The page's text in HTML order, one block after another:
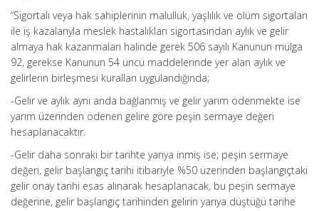
“Sigortalı veya hak sahiplerinin malullük, yaşlılık ve ölüm sigortaları
ile iş kazalarıyla meslek hastalıkları sigortasından aylık ve gelir
almaya hak kazanmaları halinde gerek 506 sayılı Kanunun mülga
92, gerekse Kanunun 54 üncü maddelerinde yer alan aylık ve
gelirlerin birleşmesi kuralları uygulandığında;
-Gelir ve aylık aynı anda bağlanmış ve gelir yarım ödenmekte ise
yarım üzerinden ödenen gelire göre peşin sermaye değeri
hesaplanacaktır.
-Gelir daha sonraki bir tarihte yarıya inmiş ise; peşin sermaye
değeri, gelir başlangıç tarihi itibariyle %50 üzerinden başlangıçtaki
gelir onay tarihi esas alınarak hesaplanacak, bu peşin sermaye
değerine, gelir başlangıç tarihinden gelirin yarıya düştüğü tarihe